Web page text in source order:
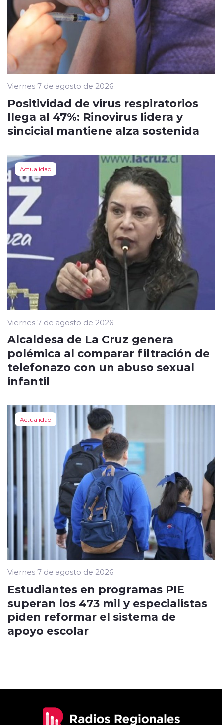
Viernes 7 de agosto de 2026
Positividad de virus respiratorios
llega al 47%: Rinovirus lidera y
sincicial mantiene alza sostenida
Actualidad
Viernes 7 de agosto de 2026
Alcaldesa de La Cruz genera
polémica al comparar filtración de
telefonazo con un abuso sexual
infantil
Actualidad
Viernes 7 de agosto de 2026
Estudiantes en programas PIE
superan los 473 mil y especialistas
piden reformar el sistema de
apoyo escolar